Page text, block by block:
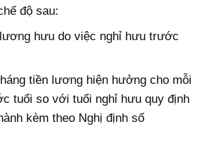
độ sau:
hưu do việc nghỉ hưu trước
tiền lương hiện hưởng cho mỗi
tuổi so với tuổi nghỉ hưu quy định
kèm theo Nghị định số